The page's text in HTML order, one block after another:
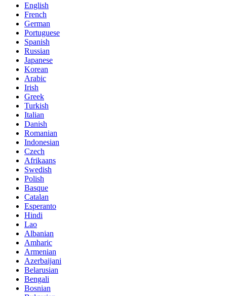
English
French
German
Portuguese
Spanish
Russian
Japanese
Korean
Arabic
Irish
Greek
Turkish
Italian
Danish
Romanian
Indonesian
Czech
Afrikaans
Swedish
Polish
Basque
Catalan
Esperanto
Hindi
Lao
Albanian
Amharic
Armenian
Azerbaijani
Belarusian
Bengali
Bosnian